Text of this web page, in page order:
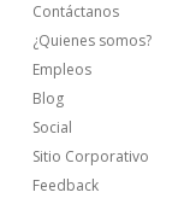
Contáctanos
¿Quienes somos?
Empleos
Blog
Social
Sitio Corporativo
Feedback